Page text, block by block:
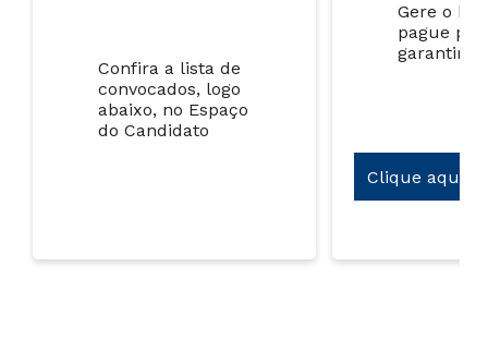
Confira a lista de
convocados, logo
abaixo, no Espaço
do Candidato
Gere o
pague
garantir
Clique aqui